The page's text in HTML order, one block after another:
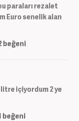
paraları rezalet
Euro senelik alan
beğeni
içiyordum 2 ye
beğeni